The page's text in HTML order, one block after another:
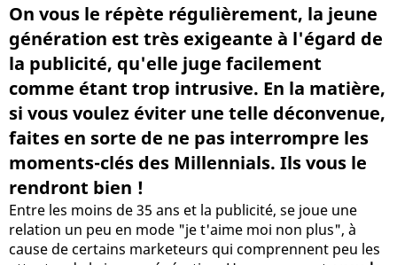
On vous le répète régulièrement, la jeune
génération est très exigeante à l'égard de
la publicité, qu'elle juge facilement
comme étant trop intrusive. En la matière,
si vous voulez éviter une telle déconvenue,
faites en sorte de ne pas interrompre les
moments-clés des Millennials. Ils vous le
rendront bien !
Entre les moins de 35 ans et la publicité, se joue une
relation un peu en mode "je t'aime moi non plus", à
cause de certains marketeurs qui comprennent peu les